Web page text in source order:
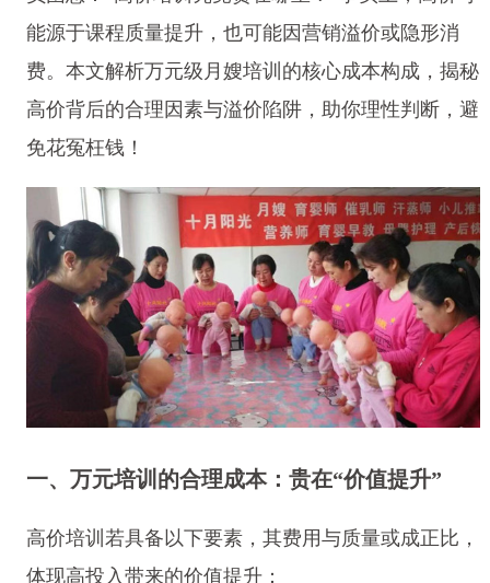
能源于课程质量提升，也可能因营销溢价或隐形消
费。本文解析万元级月嫂培训的核心成本构成，揭秘
高价背后的合理因素与溢价陷阱，助你理性判断，避
免花冤枉钱！
一、万元培训的合理成本：贵在“价值提升”
高价培训若具备以下要素，其费用与质量或成正比，
体现高投入带来的价值提升：